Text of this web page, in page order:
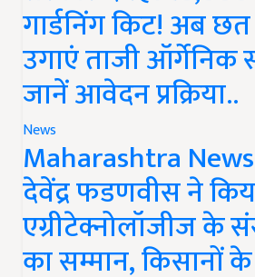
गार्डनिंग किट! अब
उगाएं ताजी ऑर्गेनिक
जानें आवेदन प्रक्रिया..
News
Maharashtra
देवेंद्र फडणवीस ने
एग्रीटेक्नोलॉजीज के
का सम्मान, किसानों